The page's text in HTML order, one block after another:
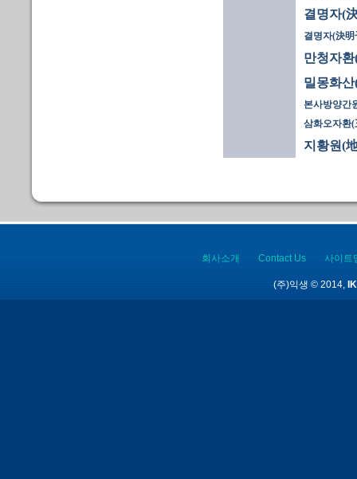
결명자(
결명자(決
만청자
밀몽화
본사방양간
삼화오자환
지황원(
회사소개 Contact Us 사이트
(주)익생 © 2014,